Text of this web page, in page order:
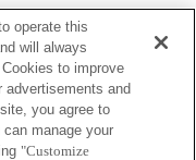
并且在完成对焦之前焦点移
operate this
will always
to improve
and
you agree to
manage your
"Customize